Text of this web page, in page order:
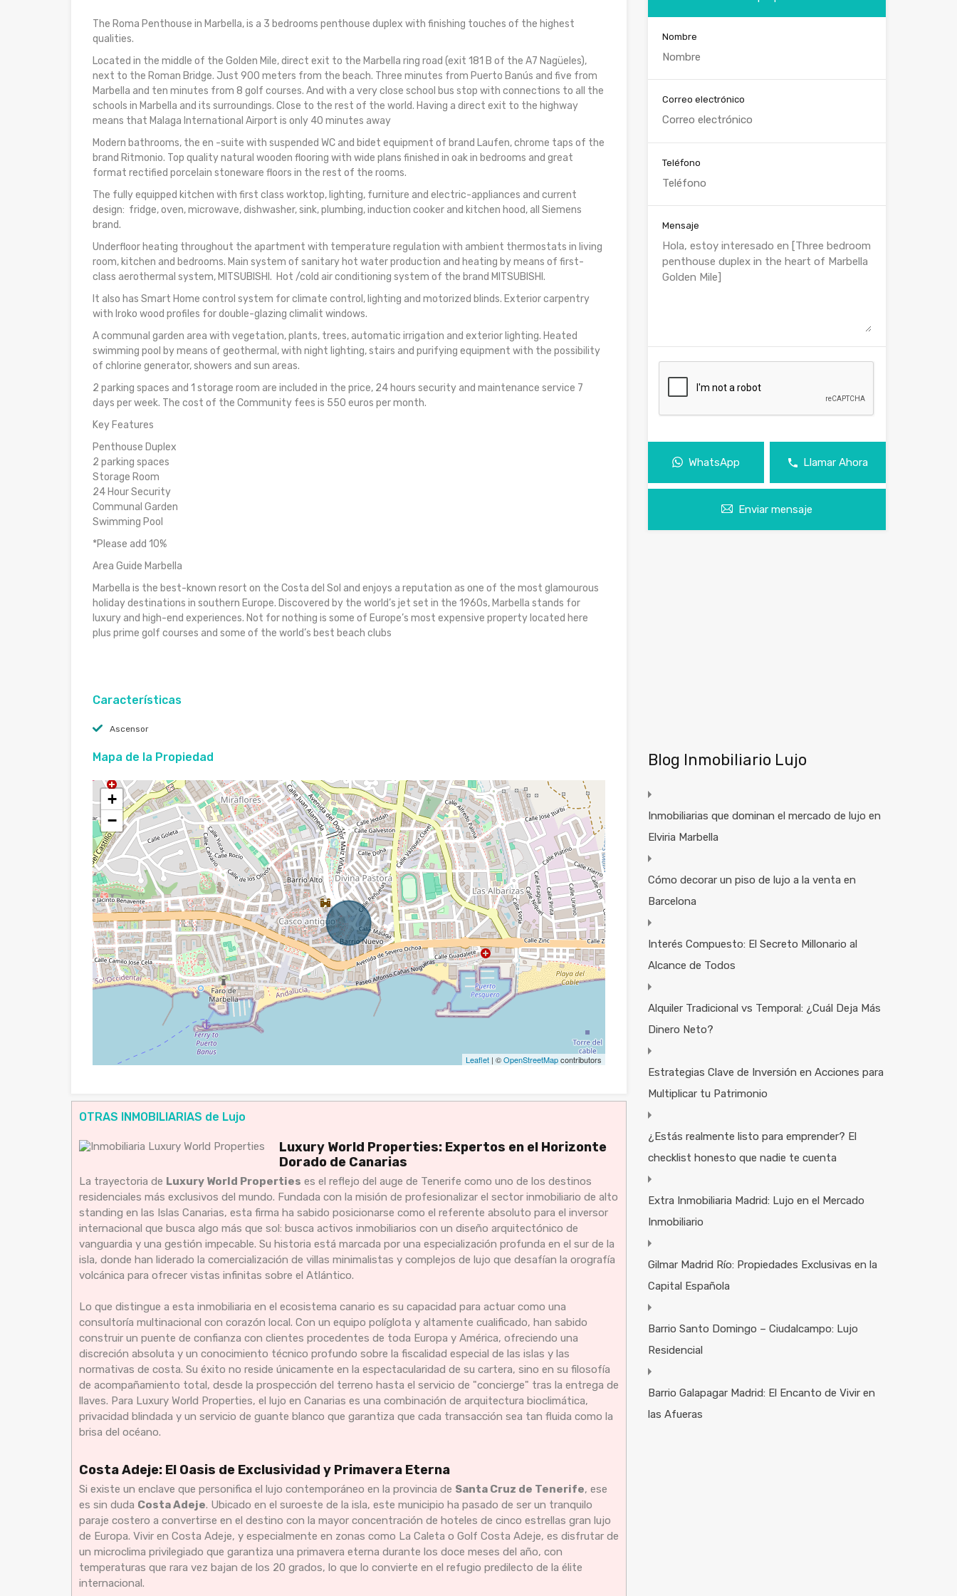
The Roma Penthouse in Marbella, is a 3 bedrooms penthouse duplex with finishing touches of the highest
qualities.
Located in the middle of the Golden Mile, direct exit to the Marbella ring road (exit 181 B of the A7 Nagüeles),
next to the Roman Bridge. Just 900 meters from the beach. Three minutes from Puerto Banús and five from
Marbella and ten minutes from 8 golf courses. And with a very close school bus stop with connections to all the
schools in Marbella and its surroundings. Close to the rest of the world. Having a direct exit to the highway
means that Malaga International Airport is only 40 minutes away
Modern bathrooms, the en -suite with suspended WC and bidet equipment of brand Laufen, chrome taps of the
brand Ritmonio. Top quality natural wooden flooring with wide plans finished in oak in bedrooms and great
format rectified porcelain stoneware floors in the rest of the rooms.
The fully equipped kitchen with first class worktop, lighting, furniture and electric-appliances and current
design: fridge, oven, microwave, dishwasher, sink, plumbing, induction cooker and kitchen hood, all Siemens
brand.
Underfloor heating throughout the apartment with temperature regulation with ambient thermostats in living
room, kitchen and bedrooms. Main system of sanitary hot water production and heating by means of first-
class aerothermal system, MITSUBISHI. Hot /cold air conditioning system of the brand MITSUBISHI.
It also has Smart Home control system for climate control, lighting and motorized blinds. Exterior carpentry
with Iroko wood profiles for double-glazing climalit windows.
A communal garden area with vegetation, plants, trees, automatic irrigation and exterior lighting. Heated
swimming pool by means of geothermal, with night lighting, stairs and purifying equipment with the possibility
of chlorine generator, showers and sun areas.
2 parking spaces and 1 storage room are included in the price, 24 hours security and maintenance service 7
days per week. The cost of the Community fees is 550 euros per month.
Key Features
Penthouse Duplex
2 parking spaces
Storage Room
24 Hour Security
Communal Garden
Swimming Pool
*Please add 10%
Area Guide Marbella
Marbella is the best-known resort on the Costa del Sol and enjoys a reputation as one of the most glamourous
holiday destinations in southern Europe. Discovered by the world’s jet set in the 1960s, Marbella stands for
luxury and high-end experiences. Not for nothing is some of Europe’s most expensive property located here
plus prime golf courses and some of the world’s best beach clubs
Características
Ascensor
Mapa de la Propiedad
+
−
Leaflet | ©OpenStreetMapcontributors
OTRAS INMOBILIARIAS de Lujo
Luxury World Properties: Expertos en el Horizonte
Dorado de Canarias
La trayectoria de Luxury World Properties es el reflejo del auge de Tenerife como uno de los destinos
residenciales más exclusivos del mundo. Fundada con la misión de profesionalizar el sector inmobiliario de alto
standing en las Islas Canarias, esta firma ha sabido posicionarse como el referente absoluto para el inversor
internacional que busca algo más que sol: busca activos inmobiliarios con un diseño arquitectónico de
vanguardia y una gestión impecable. Su historia está marcada por una especialización profunda en el sur de la
isla, donde han liderado la comercialización de villas minimalistas y complejos de lujo que desafían la orografía
volcánica para ofrecer vistas infinitas sobre el Atlántico.
Lo que distingue a esta inmobiliaria en el ecosistema canario es su capacidad para actuar como una
consultoría multinacional con corazón local. Con un equipo políglota y altamente cualificado, han sabido
construir un puente de confianza con clientes procedentes de toda Europa y América, ofreciendo una
discreción absoluta y un conocimiento técnico profundo sobre la fiscalidad especial de las islas y las
normativas de costa. Su éxito no reside únicamente en la espectacularidad de su cartera, sino en su filosofía
de acompañamiento total, desde la prospección del terreno hasta el servicio de "concierge" tras la entrega de
llaves. Para Luxury World Properties, el lujo en Canarias es una combinación de arquitectura bioclimática,
privacidad blindada y un servicio de guante blanco que garantiza que cada transacción sea tan fluida como la
brisa del océano.
Costa Adeje: El Oasis de Exclusividad y Primavera Eterna
Si existe un enclave que personifica el lujo contemporáneo en la provincia de Santa Cruz de Tenerife, ese
es sin duda Costa Adeje. Ubicado en el suroeste de la isla, este municipio ha pasado de ser un tranquilo
paraje costero a convertirse en el destino con la mayor concentración de hoteles de cinco estrellas gran lujo
de Europa. Vivir en Costa Adeje, y especialmente en zonas como La Caleta o Golf Costa Adeje, es disfrutar de
un microclima privilegiado que garantiza una primavera eterna durante los doce meses del año, con
temperaturas que rara vez bajan de los 20 grados, lo que lo convierte en el refugio predilecto de la élite
internacional.
Nombre
Correo electrónico
Teléfono
Mensaje
WhatsApp Llamar Ahora
Enviar mensaje
Blog Inmobiliario Lujo
Inmobiliarias que dominan el mercado de lujo en
Elviria Marbella
Cómo decorar un piso de lujo a la venta en
Barcelona
Interés Compuesto: El Secreto Millonario al
Alcance de Todos
Alquiler Tradicional vs Temporal: ¿Cuál Deja Más
Dinero Neto?
Estrategias Clave de Inversión en Acciones para
Multiplicar tu Patrimonio
¿Estás realmente listo para emprender? El
checklist honesto que nadie te cuenta
Extra Inmobiliaria Madrid: Lujo en el Mercado
Inmobiliario
Gilmar Madrid Río: Propiedades Exclusivas en la
Capital Española
Barrio Santo Domingo – Ciudalcampo: Lujo
Residencial
Barrio Galapagar Madrid: El Encanto de Vivir en
las Afueras